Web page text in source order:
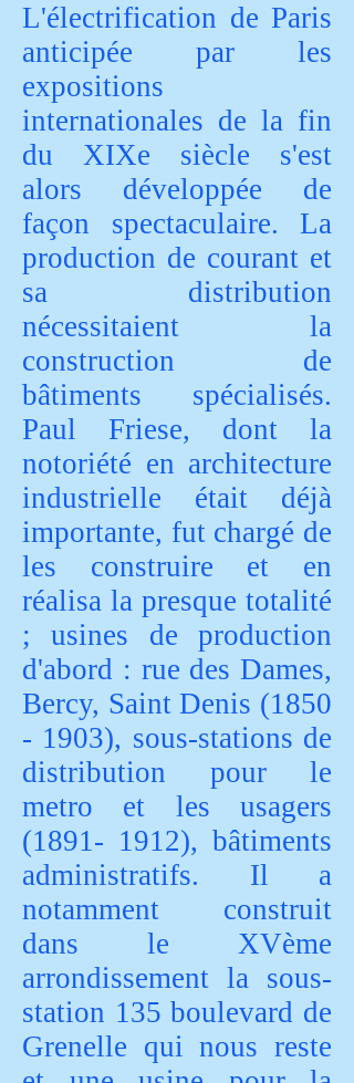
L'électrification de Paris
anticipée par les
expositions
internationales de la fin
du XIXe siècle s'est
alors développée de
façon spectaculaire. La
production de courant et
sa distribution
nécessitaient la
construction de
bâtiments spécialisés.
Paul Friese, dont la
notoriété en architecture
industrielle était déjà
importante, fut chargé de
les construire et en
réalisa la presque totalité
; usines de production
d'abord : rue des Dames,
Bercy, Saint Denis (1850
- 1903), sous-stations de
distribution pour le
metro et les usagers
(1891- 1912), bâtiments
administratifs. Il a
notamment construit
dans le XVème
arrondissement la sous-
station 135 boulevard de
Grenelle qui nous reste